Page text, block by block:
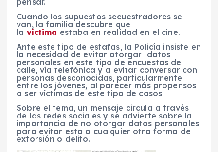
Cuando los supuestos secuestradores se
van, la familia descubre que
la víctima estaba en realidad en el cine.
Ante este tipo de estafas, la Policía insiste en
la necesidad de evitar otorgar datos
personales en este tipo de encuestas de
calle, vía telefónica y a evitar conversar con
personas desconocidas, particularmente
entre los jóvenes, al parecer más propensos
a ser víctimas de este tipo de casos.
Sobre el tema, un mensaje circula a través
de las redes sociales y se advierte sobre la
importancia de no otorgar datos personales
para evitar esta o cualquier otra forma de
extorsión o delito.